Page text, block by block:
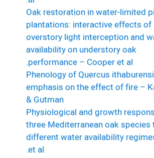
Oak restoration in water-limited
plantations: interactive effects of
overstory light interception and
availability on understory oak
performance – Cooper et al.
Phenology of Quercus
emphasis on the effect of fire –
& Gutman
Physiological and growth
three Mediterranean oak species
different water availability
et al.